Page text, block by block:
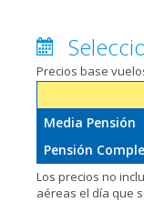
Precios base
Media Pensión
Pensión
Los precios no
aéreas el día que